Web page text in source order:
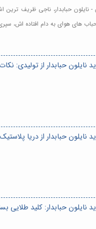
- نایلون حبابدار، ناجی ظریف
های هوای به دام افتاده اش،
نایلون حبابدار از تولیدی:
نایلون حبابدار از دریا
نایلون حبابدار: کلید طلایی